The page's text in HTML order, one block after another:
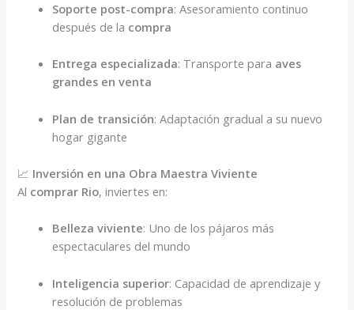
Soporte post-compra: Asesoramiento continuo
después de la compra
Entrega especializada: Transporte para aves
grandes en venta
Plan de transición: Adaptación gradual a su nuevo
hogar gigante
📈 Inversión en una Obra Maestra Viviente
Al comprar Rio, inviertes en:
Belleza viviente: Uno de los pájaros más
espectaculares del mundo
Inteligencia superior: Capacidad de aprendizaje y
resolución de problemas